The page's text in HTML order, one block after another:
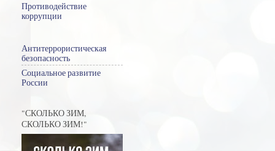
Противодействие
коррупции
Антитеррористическая
безопасность
Социальное развитие
России
"СКОЛЬКО ЗИМ,
СКОЛЬКО ЗИМ!"